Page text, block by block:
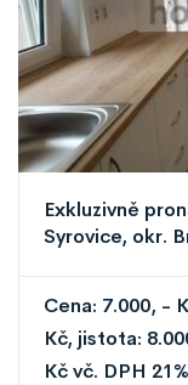
Exkluzivně
Syrovice, okr.
Cena: 7.000, -
Kč, jistota:
Kč vč. DPH